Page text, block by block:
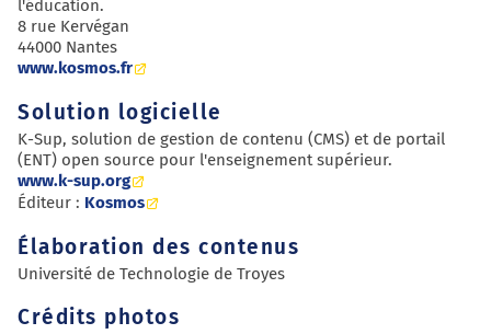
l'éducation.
8 rue Kervégan
44000 Nantes
www.kosmos.fr
Solution logicielle
K-Sup, solution de gestion de contenu (CMS) et de portail
(ENT) open source pour l'enseignement supérieur.
www.k-sup.org
Éditeur : Kosmos
Élaboration des contenus
Université de Technologie de Troyes
Crédits photos